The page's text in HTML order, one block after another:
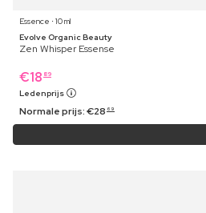
Essence ⋅ 10 ml
Evolve Organic Beauty
Zen Whisper Essense
€18 89
Ledenprijs
Normale prijs:€28 69